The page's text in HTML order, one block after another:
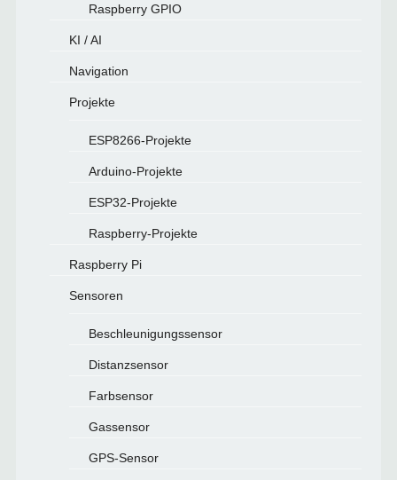
Raspberry GPIO
KI / AI
Navigation
Projekte
ESP8266-Projekte
Arduino-Projekte
ESP32-Projekte
Raspberry-Projekte
Raspberry Pi
Sensoren
Beschleunigungssensor
Distanzsensor
Farbsensor
Gassensor
GPS-Sensor